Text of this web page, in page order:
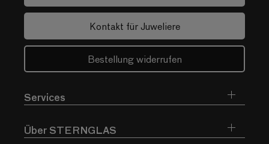
Kontakt für Juweliere
Bestellung widerrufen
Services
Über STERNGLAS